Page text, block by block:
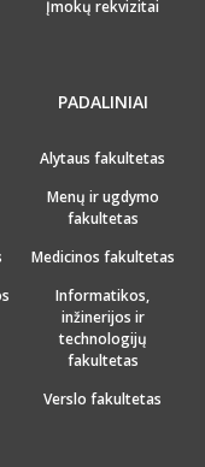
Įmokų rekvizitai
PADALINIAI
Alytaus fakultetas
Menų ir ugdymo
fakultetas
Medicinos fakultetas
Informatikos,
inžinerijos ir
technologijų
fakultetas
Verslo fakultetas